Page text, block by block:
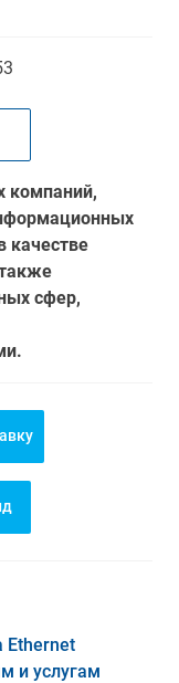
компаний,
качестве
сфер,
Ethernet
и услугам